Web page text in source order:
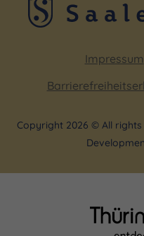
Impressum
Copyright 2026 © All